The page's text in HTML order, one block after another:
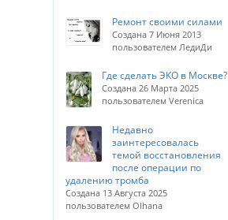
Ремонт своими силами
Создана 7 Июня 2013
пользователем ЛедиДи
Где сделать ЭКО в Москве?
Создана 26 Марта 2025
пользователем Verenica
Недавно
заинтересовалась
темой восстановления
после операции по
удалению тромба
Создана 13 Августа 2025
пользователем Olhana